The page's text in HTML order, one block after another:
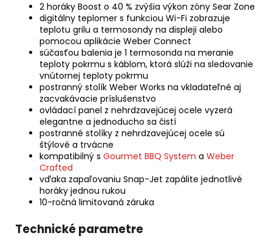
2 horáky Boost o 40 % zvýšia výkon zóny Sear Zone
digitálny teplomer s funkciou Wi-Fi zobrazuje
teplotu grilu a termosondy na displeji alebo
pomocou aplikácie Weber Connect
súčasťou balenia je 1 termosonda na meranie
teploty pokrmu s káblom, ktorá slúži na sledovanie
vnútornej teploty pokrmu
postranný stolík Weber Works na vkladateľné aj
zacvakávacie príslušenstvo
ovládací panel z nehrdzavejúcej ocele vyzerá
elegantne a jednoducho sa čistí
postranné stolíky z nehrdzavejúcej ocele sú
štýlové a trvácne
kompatibilný s Gourmet BBQ System a Weber
Crafted
vďaka zapaľovaniu Snap-Jet zapálite jednotlivé
horáky jednou rukou
10-ročná limitovaná záruka
Technické parametre